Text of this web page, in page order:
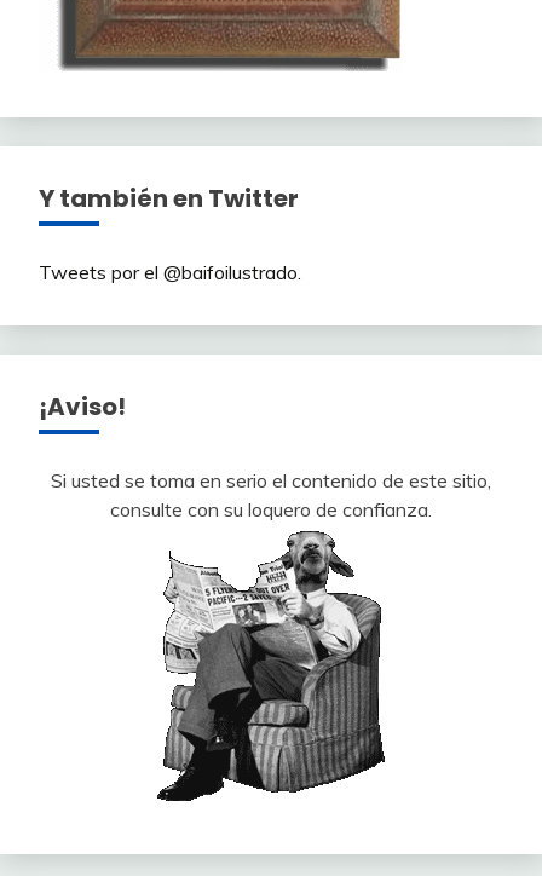
Y también en Twitter
Tweets por el @baifoilustrado.
¡Aviso!
Si usted se toma en serio el contenido de este sitio,
consulte con su loquero de confianza.